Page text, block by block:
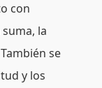
con
la
se
y los